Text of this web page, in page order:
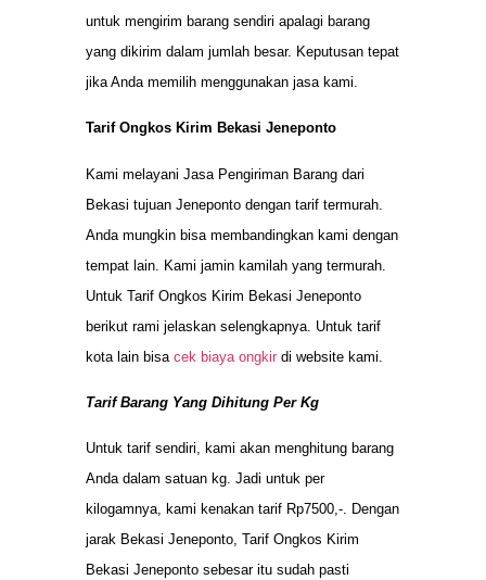
untuk mengirim barang sendiri apalagi barang
yang dikirim dalam jumlah besar. Keputusan tepat
jika Anda memilih menggunakan jasa kami.
Tarif Ongkos Kirim Bekasi Jeneponto
Kami melayani Jasa Pengiriman Barang dari
Bekasi tujuan Jeneponto dengan tarif termurah.
Anda mungkin bisa membandingkan kami dengan
tempat lain. Kami jamin kamilah yang termurah.
Untuk Tarif Ongkos Kirim Bekasi Jeneponto
berikut rami jelaskan selengkapnya. Untuk tarif
kota lain bisa cek biaya ongkir di website kami.
Tarif Barang Yang Dihitung Per Kg
Untuk tarif sendiri, kami akan menghitung barang
Anda dalam satuan kg. Jadi untuk per
kilogamnya, kami kenakan tarif Rp7500,-. Dengan
jarak Bekasi Jeneponto, Tarif Ongkos Kirim
Bekasi Jeneponto sebesar itu sudah pasti